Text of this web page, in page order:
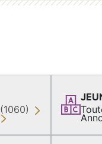
(1060)